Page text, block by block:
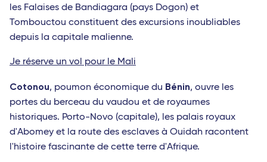
les Falaises de Bandiagara (pays Dogon) et
Tombouctou constituent des excursions inoubliables
depuis la capitale malienne.
Je réserve un vol pour le Mali
Cotonou, poumon économique du Bénin, ouvre les
portes du berceau du vaudou et de royaumes
historiques. Porto-Novo (capitale), les palais royaux
d'Abomey et la route des esclaves à Ouidah racontent
l'histoire fascinante de cette terre d'Afrique.